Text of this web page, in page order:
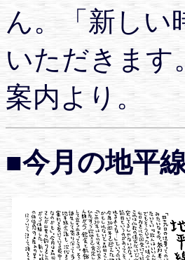
ん。「新しい
いただきます
案内より。
■今月の地平